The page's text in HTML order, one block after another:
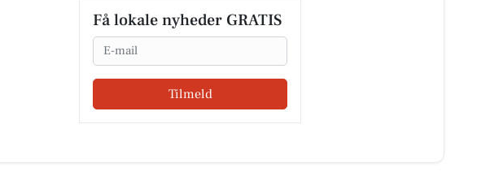
Få lokale nyheder GRATIS
Email
Tilmeld